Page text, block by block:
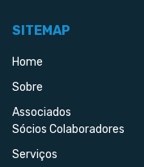
SITEMAP
Home
Sobre
Associados
Sócios Colaboradores
Serviços